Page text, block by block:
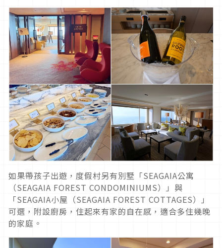
如果帶孩子出遊，度假村另有別墅「SEAGAIA公寓
（SEAGAIA FOREST CONDOMINIUMS）」與
「SEAGAIA小屋（SEAGAIA FOREST COTTAGES）」
可選，附設廚房，住起來有家的自在感，適合多住幾晚
的家庭。